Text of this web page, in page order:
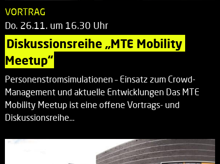
VORTRAG
Do. 26.11. um 16.30 Uhr
Diskussionsreihe „MTE Mobility
Meetup“
Personenstromsimulationen – Einsatz zum Crowd-
Management und aktuelle Entwicklungen Das MTE
Mobility Meetup ist eine offene Vortrags- und
Diskussionsreihe…